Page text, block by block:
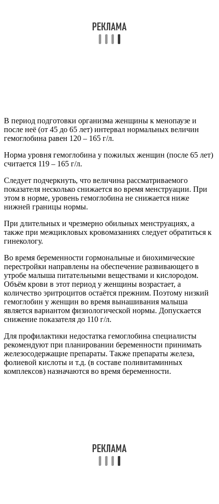
В период подготовки организма женщины к менопаузе и
после неё (от 45 до 65 лет) интервал нормальных величин
гемоглобина равен 120 – 165 г/л.
Норма уровня гемоглобина у пожилых женщин (после 65 лет)
считается 119 – 165 г/л.
Следует подчеркнуть, что величина рассматриваемого
показателя несколько снижается во время менструации. При
этом в норме, уровень гемоглобина не снижается ниже
нижней границы нормы.
При длительных и чрезмерно обильных менструациях, а
также при межцикловых кровомазаниях следует обратиться к
гинекологу.
Во время беременности гормональные и биохимические
перестройки направлены на обеспечение развивающего в
утробе малыша питательными веществами и кислородом.
Объём крови в этот период у женщины возрастает, а
количество эритроцитов остаётся прежним. Поэтому низкий
гемоглобин у женщин во время вынашивания малыша
является вариантом физиологической нормы. Допускается
снижение показателя до 110 г/л.
Для профилактики недостатка гемоглобина специалисты
рекомендуют при планировании беременности принимать
железосодержащие препараты. Также препараты железа,
фолиевой кислоты и т.д. (в составе поливитаминных
комплексов) назначаются во время беременности.